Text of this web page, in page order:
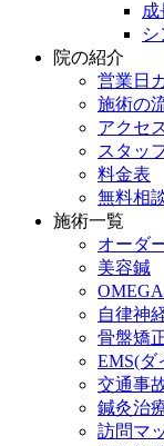
成
シ
院の紹介
営業日
施術の
アクセ
スタッ
料金表
無料相
施術一覧
オーダ
美容鍼
自律神
骨盤矯
EMS(ダ
交通事
鍼灸治
訪問マ